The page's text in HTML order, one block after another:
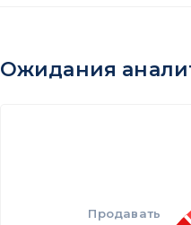
Ожидания
Продавать